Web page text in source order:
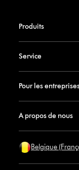
Produits
Service
Pour les
A propos de nous
Belgique